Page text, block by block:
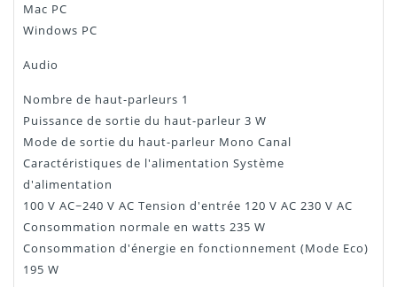
Mac PC
Windows PC
Audio
Nombre de haut-parleurs 1
Puissance de sortie du haut-parleur 3 W
Mode de sortie du haut-parleur Mono Canal
Caractéristiques de l'alimentation Système
d'alimentation
100 V AC~240 V AC Tension d'entrée 120 V AC 230 V AC
Consommation normale en watts 235 W
Consommation d'énergie en fonctionnement (Mode Eco)
195 W